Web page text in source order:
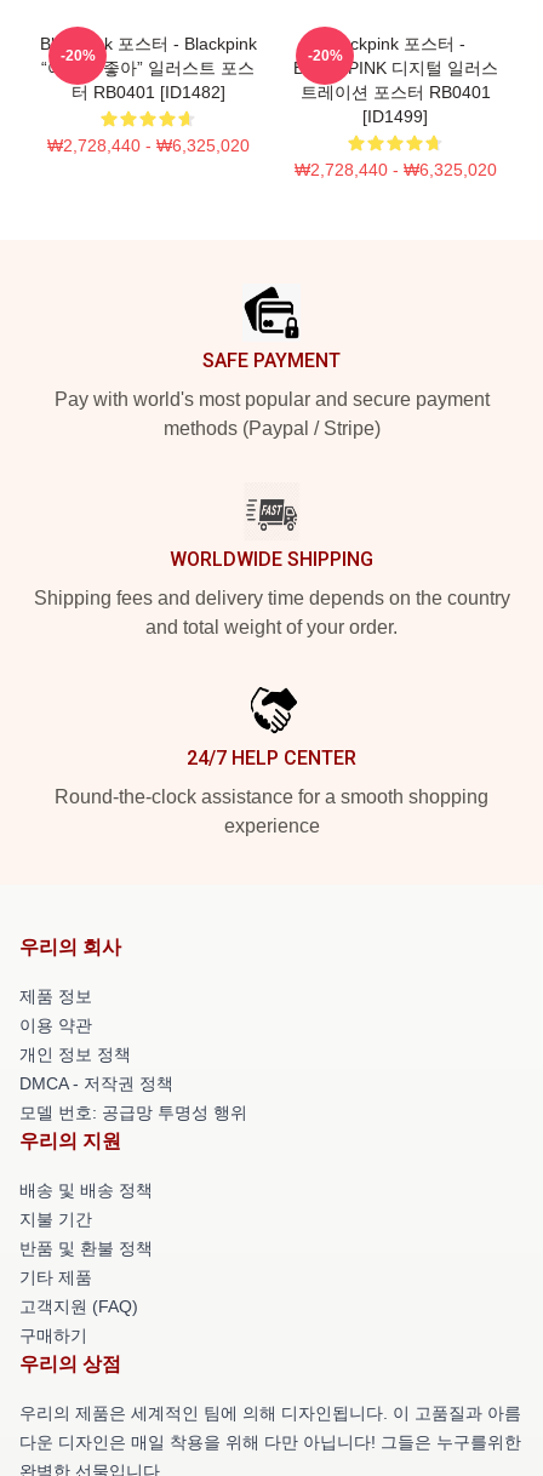
Blackpink 포스터 - Blackpink
“어떻게 좋아” 일러스트 포스
터 RB0401 [ID1482]
₩2,728,440 - ₩6,325,020
-20%
Blackpink 포스터 -
BLACKPINK 디지털 일러스
트레이션 포스터 RB0401
[ID1499]
₩2,728,440 - ₩6,325,020
-20%
SAFE PAYMENT
Pay with world's most popular and secure payment
methods (Paypal / Stripe)
WORLDWIDE SHIPPING
Shipping fees and delivery time depends on the country
and total weight of your order.
24/7 HELP CENTER
Round-the-clock assistance for a smooth shopping
experience
우리의 회사
제품 정보
이용 약관
개인 정보 정책
DMCA - 저작권 정책
모델 번호: 공급망 투명성 행위
우리의 지원
배송 및 배송 정책
지불 기간
반품 및 환불 정책
기타 제품
고객지원 (FAQ)
구매하기
우리의 상점
우리의 제품은 세계적인 팀에 의해 디자인됩니다. 이 고품질과 아름
다운 디자인은 매일 착용을 위해 다만 아닙니다! 그들은 누구를위한
완벽한 선물입니다.